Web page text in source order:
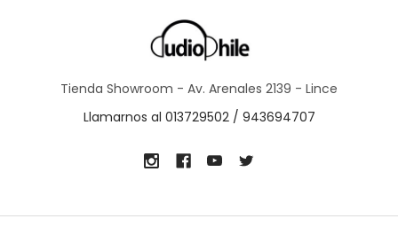
Tienda Showroom - Av. Arenales 2139 - Lince
Llamarnos al 013729502 / 943694707